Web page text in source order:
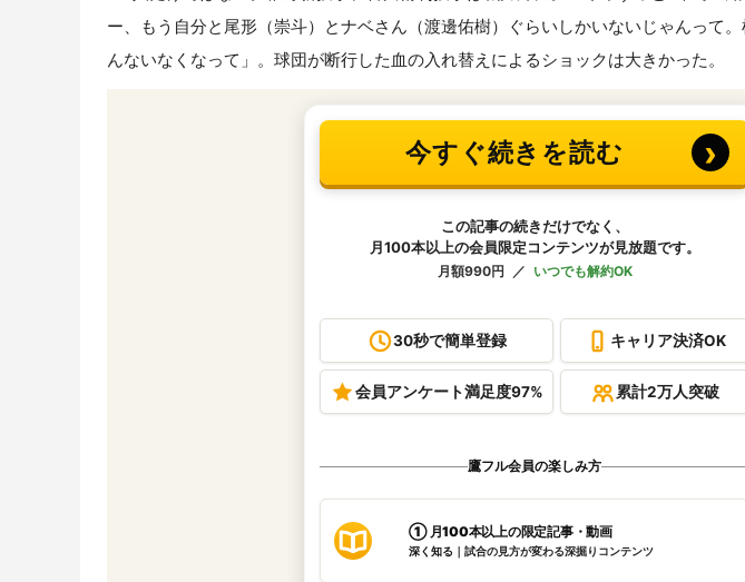
ー、もう自分と尾形（崇斗）とナベさん（渡邊佑樹）ぐらいしかいないじゃんって
んないなくなって」。球団が断行した血の入れ替えによるショックは大きかった。